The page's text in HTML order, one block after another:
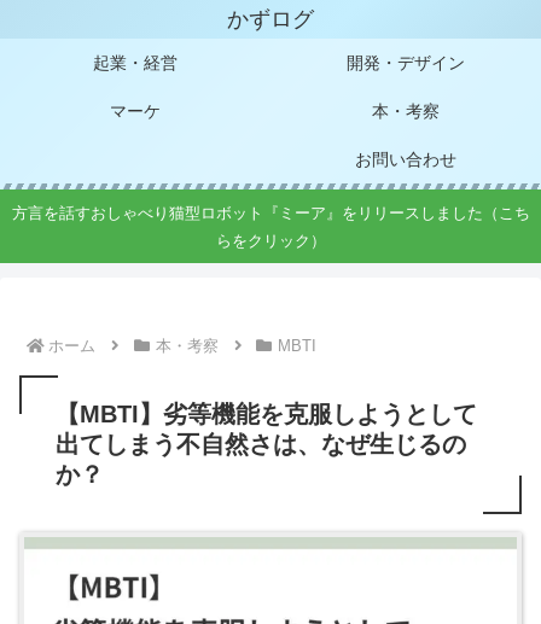
かずログ
起業・経営 開発・デザイン
マーケ 本・考察
お問い合わせ
方言を話すおしゃべり猫型ロボット『ミーア』をリリースしました（こち
らをクリック）
ホーム 本・考察 MBTI
【MBTI】劣等機能を克服しようとして
出てしまう不自然さは、なぜ生じるの
か？